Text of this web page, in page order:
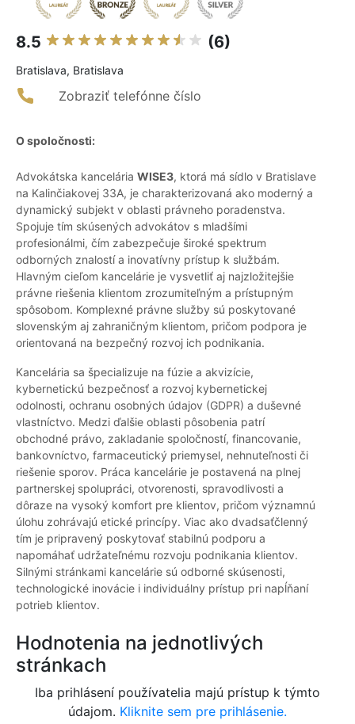
8.5 (6)
Bratislava, Bratislava
Zobraziť telefónne číslo
O spoločnosti:
Advokátska kancelária WISE3, ktorá má sídlo v Bratislave
na Kalinčiakovej 33A, je charakterizovaná ako moderný a
dynamický subjekt v oblasti právneho poradenstva.
Spojuje tím skúsených advokátov s mladšími
profesionálmi, čím zabezpečuje široké spektrum
odborných znalostí a inovatívny prístup k službám.
Hlavným cieľom kancelárie je vysvetliť aj najzložitejšie
právne riešenia klientom zrozumiteľným a prístupným
spôsobom. Komplexné právne služby sú poskytované
slovenským aj zahraničným klientom, pričom podpora je
orientovaná na bezpečný rozvoj ich podnikania.
Kancelária sa špecializuje na fúzie a akvizície,
kybernetickú bezpečnosť a rozvoj kybernetickej
odolnosti, ochranu osobných údajov (GDPR) a duševné
vlastníctvo. Medzi ďalšie oblasti pôsobenia patrí
obchodné právo, zakladanie spoločností, financovanie,
bankovníctvo, farmaceutický priemysel, nehnuteľnosti či
riešenie sporov. Práca kancelárie je postavená na plnej
partnerskej spolupráci, otvorenosti, spravodlivosti a
dôraze na vysoký komfort pre klientov, pričom významnú
úlohu zohrávajú etické princípy. Viac ako dvadsaťčlenný
tím je pripravený poskytovať stabilnú podporu a
napomáhať udržateľnému rozvoju podnikania klientov.
Silnými stránkami kancelárie sú odborné skúsenosti,
technologické inovácie i individuálny prístup pri napĺňaní
potrieb klientov.
Hodnotenia na jednotlivých
stránkach
Iba prihlásení používatelia majú prístup k týmto
údajom. Kliknite sem pre prihlásenie.